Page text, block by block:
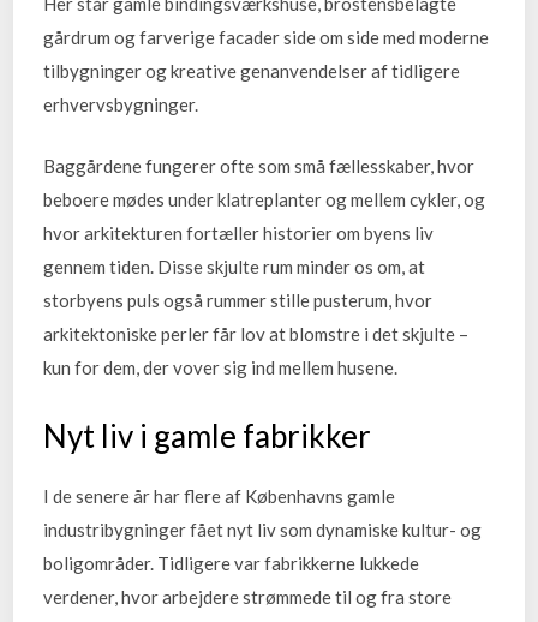
gårdrum og farverige facader side om side med moderne
tilbygninger og kreative genanvendelser af tidligere
erhvervsbygninger.
Baggårdene fungerer ofte som små fællesskaber, hvor
beboere mødes under klatreplanter og mellem cykler, og
hvor arkitekturen fortæller historier om byens liv
gennem tiden. Disse skjulte rum minder os om, at
storbyens puls også rummer stille pusterum, hvor
arkitektoniske perler får lov at blomstre i det skjulte –
kun for dem, der vover sig ind mellem husene.
Nyt liv i gamle fabrikker
I de senere år har flere af Københavns gamle
industribygninger fået nyt liv som dynamiske kultur- og
boligområder. Tidligere var fabrikkerne lukkede
verdener, hvor arbejdere strømmede til og fra store